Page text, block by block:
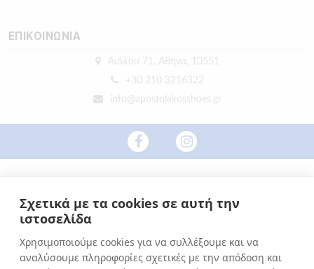
ΕΠΙΚΟΙΝΩΝΙΑ
Αιόλου 71, Αθήνα, 10551
+30 210 3216322
info@apostolakosshoes.gr
Σχετικά με τα cookies σε αυτή την
ιστοσελίδα
Χρησιμοποιούμε cookies για να συλλέξουμε και να
αναλύσουμε πληροφορίες σχετικές με την απόδοση και